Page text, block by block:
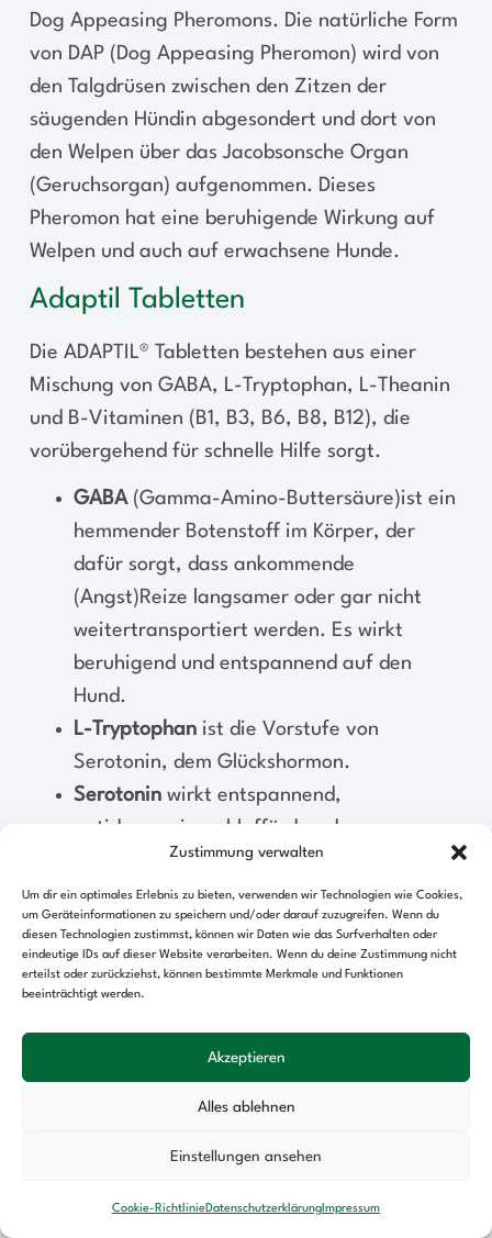
Zustimmung verwalten
Um dir ein optimales Erlebnis zu bieten, verwenden wir Technologien wie Cookies,
um Geräteinformationen zu speichern und/oder darauf zuzugreifen. Wenn du
diesen Technologien zustimmst, können wir Daten wie das Surfverhalten oder
eindeutige IDs auf dieser Website verarbeiten. Wenn du deine Zustimmung nicht
erteilst oder zurückziehst, können bestimmte Merkmale und Funktionen
beeinträchtigt werden.
Akzeptieren
Alles ablehnen
Einstellungen ansehen
Cookie-RichtlinieDatenschutzerklärung Impressum
Dog Appeasing Pheromons. Die natürliche Form
von DAP (Dog Appeasing Pheromon) wird von
den Talgdrüsen zwischen den Zitzen der
säugenden Hündin abgesondert und dort von
den Welpen über das Jacobsonsche Organ
(Geruchsorgan) aufgenommen. Dieses
Pheromon hat eine beruhigende Wirkung auf
Welpen und auch auf erwachsene Hunde.
Adaptil Tabletten
Die ADAPTIL® Tabletten bestehen aus einer
Mischung von GABA, L-Tryptophan, L-Theanin
und B-Vitaminen (B1, B3, B6, B8, B12), die
vorübergehend für schnelle Hilfe sorgt.
GABA(Gamma-Amino-Buttersäure)ist ein
hemmender Botenstoff im Körper, der
dafür sorgt, dass ankommende
(Angst)Reize langsamer oder gar nicht
weitertransportiert werden. Es wirkt
beruhigend und entspannend auf den
Hund.
L-Tryptophanist die Vorstufe von
Serotonin, dem Glückshormon.
Serotoninwirkt entspannend,
antidepressiv, schlaffördernd,
schmerzhemmend und
motivationsfördernd.
L–Theanin
ist eine Aminosäure, die man in
den Blättern des grünen und schwarzen
Tees findet. Es wirkt beruhigend und
B-Vitaminesind eine recht bekannte
der Nervenfunktion (Erregungsleitung) als